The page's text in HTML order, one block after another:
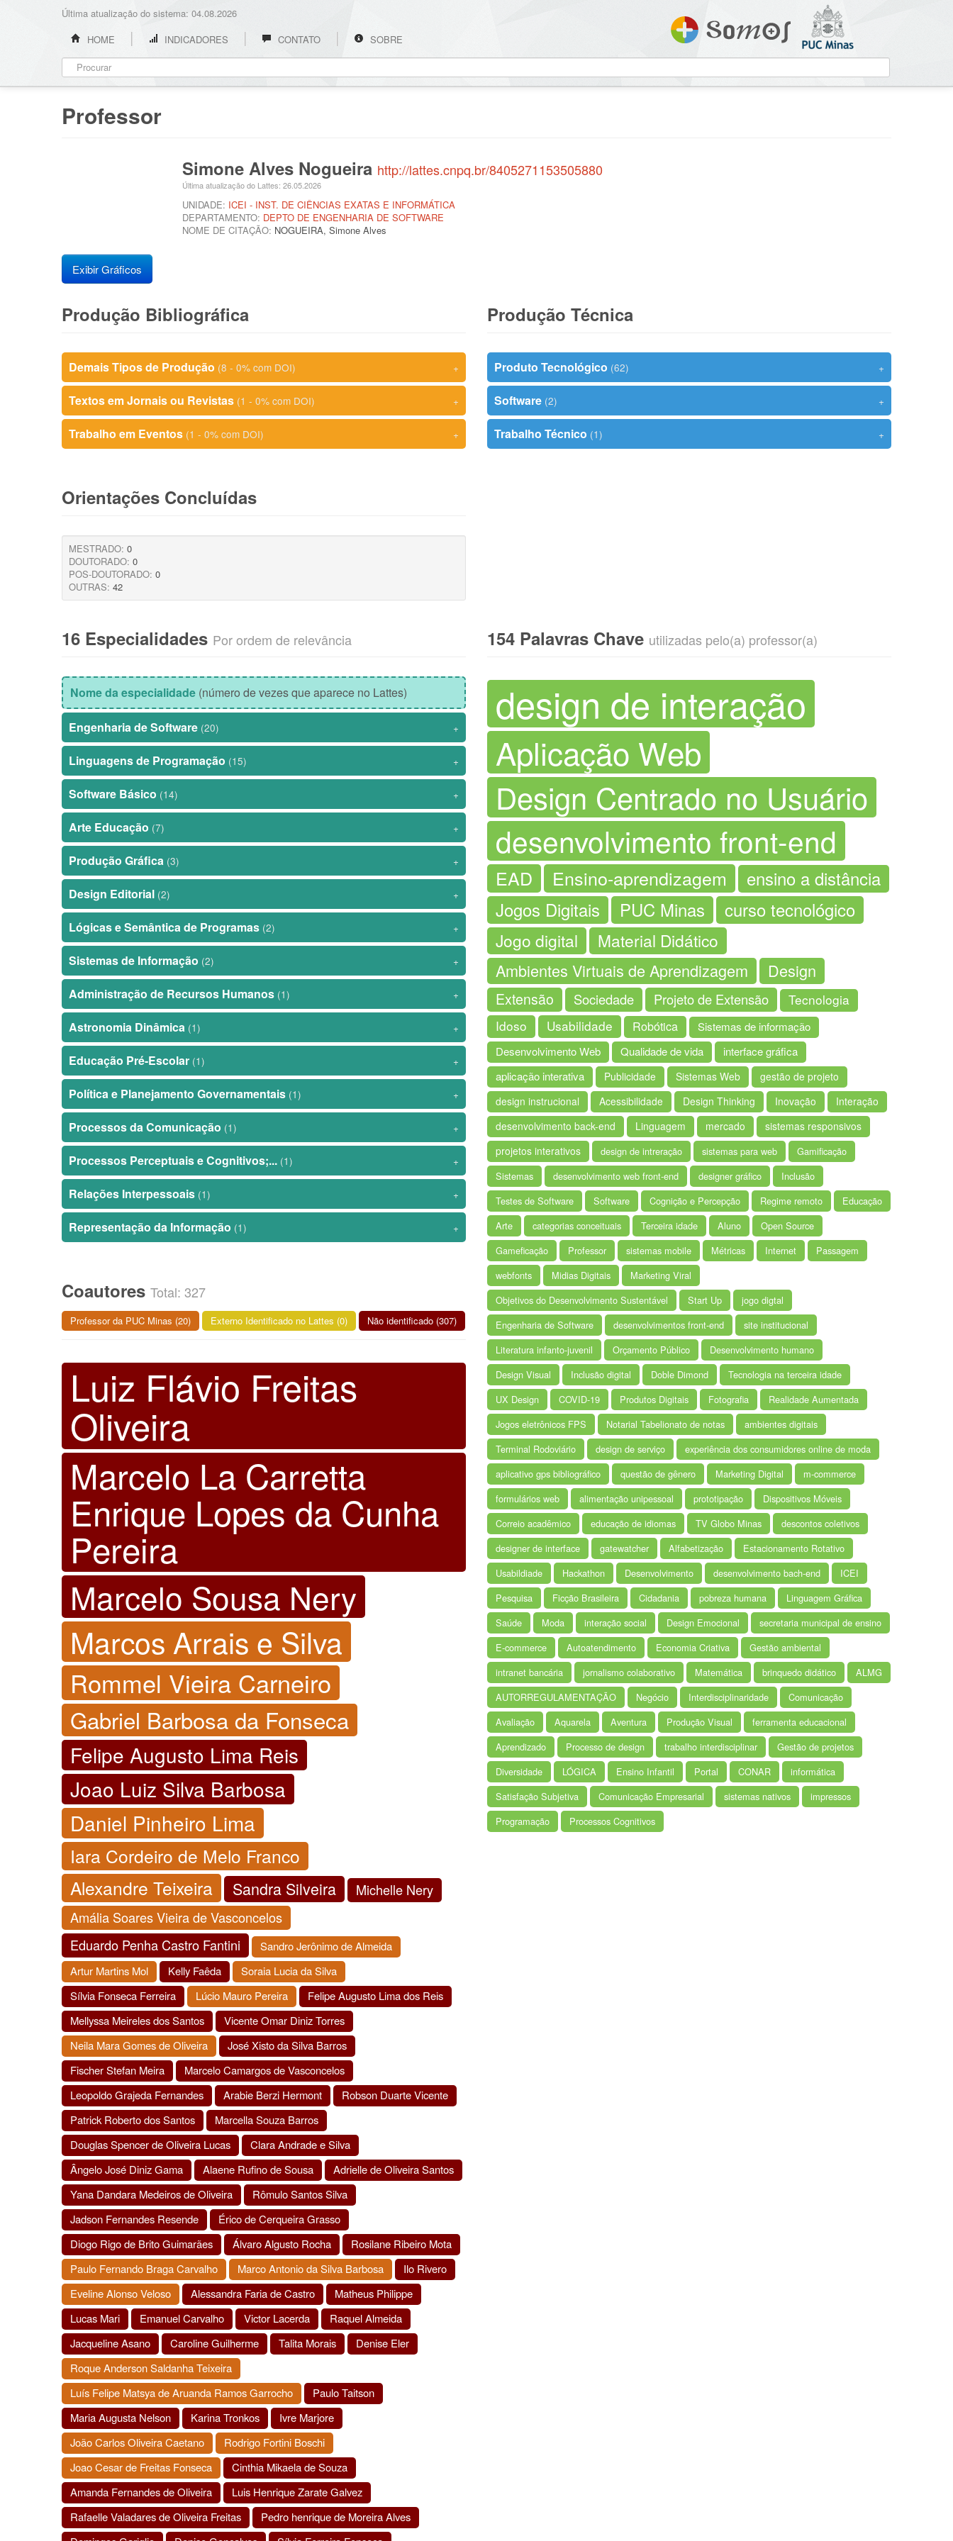
Última atualização do sistema: 04.08.2026
HOME
INDICADORES CONTATO SOBRE
Professor
Simone Alves Nogueira http://lattes.cnpq.br/8405271153505880
Última atualização do Lattes: 26.05.2026
UNIDADE: ICEI - INST. DE CIÊNCIAS EXATAS E INFORMÁTICA
DEPARTAMENTO: DEPTO DE ENGENHARIA DE SOFTWARE
NOME DE CITAÇÃO: NOGUEIRA, Simone Alves
Exibir Gráficos
Produção Bibliográfica
Demais Tipos de Produção (8 - 0% com DOI) +
Textos em Jornais ou Revistas (1 - 0% com DOI) +
Trabalho em Eventos (1 - 0% com DOI) +
Orientações Concluídas
MESTRADO: 0
DOUTORADO: 0
POS-DOUTORADO: 0
OUTRAS: 42
Produção Técnica
Produto Tecnológico (62) +
Software (2) +
Trabalho Técnico (1) +
16 Especialidades Por ordem de relevância
Nome da especialidade (número de vezes que aparece no Lattes)
Engenharia de Software (20) +
Linguagens de Programação (15) +
Software Básico (14) +
Arte Educação (7) +
Produção Gráfica (3) +
Design Editorial (2) +
Lógicas e Semântica de Programas (2) +
Sistemas de Informação (2) +
Administração de Recursos Humanos (1) +
Astronomia Dinâmica (1) +
Educação Pré-Escolar (1) +
Política e Planejamento Governamentais (1) +
Processos da Comunicação (1) +
Processos Perceptuais e Cognitivos;... (1) +
Relações Interpessoais (1) +
Representação da Informação (1) +
Coautores Total: 327
Professor da PUC Minas (20) Externo Identificado no Lattes (0) Não identificado (307)
Luiz Flávio Freitas
Oliveira
Marcelo La Carretta
Enrique Lopes da Cunha
Pereira
Marcelo Sousa Nery
Marcos Arrais e Silva
Rommel Vieira Carneiro
Gabriel Barbosa da Fonseca
Felipe Augusto Lima Reis
Joao Luiz Silva Barbosa
Daniel Pinheiro Lima
Iara Cordeiro de Melo Franco
Alexandre Teixeira
Sandra Silveira
Michelle Nery
Amália Soares Vieira de Vasconcelos
Eduardo Penha Castro Fantini
Sandro Jerônimo de Almeida
Artur Martins Mol
Kelly Faêda
Soraia Lucia da Silva
Sílvia Fonseca Ferreira
Lúcio Mauro Pereira
Felipe Augusto Lima dos Reis
Mellyssa Meireles dos Santos
Vicente Omar Diniz Torres
Neila Mara Gomes de Oliveira
José Xisto da Silva Barros
Fischer Stefan Meira
Marcelo Camargos de Vasconcelos
Leopoldo Grajeda Fernandes
Arabie Berzi Hermont
Robson Duarte Vicente
Patrick Roberto dos Santos
Marcella Souza Barros
Douglas Spencer de Oliveira Lucas
Clara Andrade e Silva
Ângelo José Diniz Gama
Alaene Rufino de Sousa
Adrielle de Oliveira Santos
Yana Dandara Medeiros de Oliveira
Rômulo Santos Silva
Jadson Fernandes Resende
Érico de Cerqueira Grasso
Diogo Rigo de Brito Guimarães
Álvaro Algusto Rocha
Rosilane Ribeiro Mota
Paulo Fernando Braga Carvalho
Marco Antonio da Silva Barbosa
Ilo Rivero
Eveline Alonso Veloso
Alessandra Faria de Castro
Matheus Philippe
Lucas Mari
Emanuel Carvalho Victor Lacerda
Raquel Almeida
Jacqueline Asano
Caroline Guilherme Talita Morais
Denise Eler
Roque Anderson Saldanha Teixeira
Luís Felipe Matsya de Aruanda Ramos Garrocho
Paulo Taitson
Maria Augusta Nelson
Karina Tronkos
Ivre Marjore
João Carlos Oliveira Caetano
Rodrigo Fortini Boschi
Joao Cesar de Freitas Fonseca
Cinthia Mikaela de Souza
Amanda Fernandes de Oliveira
Luis Henrique Zarate Galvez
Rafaelle Valadares de Oliveira Freitas
Pedro henrique de Moreira Alves
154 Palavras Chave utilizadas pelo(a) professor(a)
design de interação
Aplicação Web
Design Centrado no Usuário
desenvolvimento front-end
EAD Ensino-aprendizagem
ensino a distância
Jogos Digitais
PUC Minas curso tecnológico
Jogo digital Material Didático
Ambientes Virtuais de Aprendizagem Design
Extensão Sociedade Projeto de Extensão
Tecnologia
Idoso
Usabilidade Robótica
Sistemas de informação
Desenvolvimento Web
Qualidade de vida
interface gráfica
aplicação interativa
Publicidade Sistemas Web
gestão de projeto
design instrucional
Acessibilidade Design Thinking Inovação
Interação
desenvolvimento back-end
Linguagem mercado
sistemas responsivos
projetos interativos
design de intreração sistemas para web
Gamificação
Sistemas
desenvolvimento web front-end designer gráfico
Inclusão
Testes de Software
Software Cognição e Percepção Regime remoto
Educação
Arte
categorias conceituais Terceira idade Aluno
Open Source
Gameficação
Professor sistemas mobile Métricas Internet
Passagem
webfonts
Midias Digitais
Marketing Viral
Objetivos do Desenvolvimento Sustentável
Start Up
jogo digtal
Engenharia de Software
desenvolvimentos front-end
site institucional
Literatura infanto-juvenil
Orçamento Público
Desenvolvimento humano
Design Visual
Inclusão digital Doble Dimond
Tecnologia na terceira idade
UX Design
COVID-19 Produtos Digitais Fotografia
Realidade Aumentada
Jogos eletrônicos FPS
Notarial Tabelionato de notas
ambientes digitais
Terminal Rodoviário
design de serviço
experiência dos consumidores online de moda
aplicativo gps bibliográfico
questão de gênero Marketing Digital
m-commerce
formulários web
alimentação unipessoal prototipação
Dispositivos Móveis
Correio acadêmico
educação de idiomas TV Globo Minas
descontos coletivos
designer de interface
gatewatcher Alfabetização
Estacionamento Rotativo
Usabildiade
Hackathon Desenvolvimento desenvolvimento bach-end
ICEI
Pesquisa
Ficção Brasileira Cidadania pobreza humana
Linguagem Gráfica
Saúde
Moda interação social Design Emocional
secretaria municipal de ensino
E-commerce
Autoatendimento Economia Criativa
Gestão ambiental
intranet bancária
jornalismo colaborativo Matemática brinquedo didático
ALMG
AUTORREGULAMENTAÇÃO
Negócio Interdisciplinaridade
Comunicação
Avaliação
Aquarela Aventura Produção Visual
ferramenta educacional
Aprendizado
Processo de design trabalho interdisciplinar
Gestão de projetos
Diversidade
LÓGICA Ensino Infantil Portal CONAR
informática
Satisfação Subjetiva
Comunicação Empresarial sistemas nativos
impressos
Programação
Processos Cognitivos